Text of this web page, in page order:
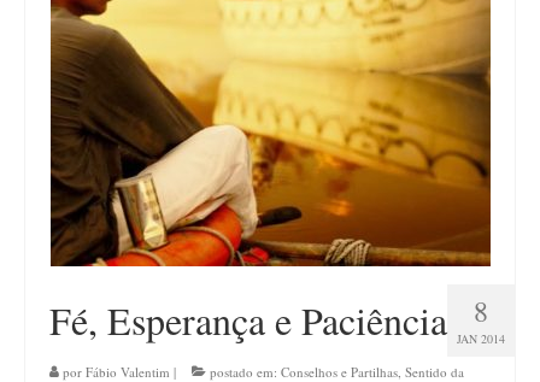
Contato
8
JAN 2014
Fé, Esperança e Paciência
por Fábio Valentim | postado em: Conselhos e Partilhas, Sentido da